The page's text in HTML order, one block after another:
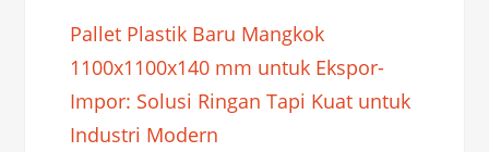
Pallet Plastik Baru Mangkok
1100x1100x140 mm untuk Ekspor-
Impor: Solusi Ringan Tapi Kuat untuk
Industri Modern